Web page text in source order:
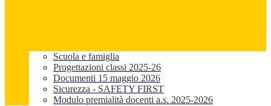
Scuola e famiglia
Progettazioni classi 2025-26
Documenti 15 maggio 2026
Sicurezza - SAFETY FIRST
Modulo premialità docenti a.s. 2025-2026